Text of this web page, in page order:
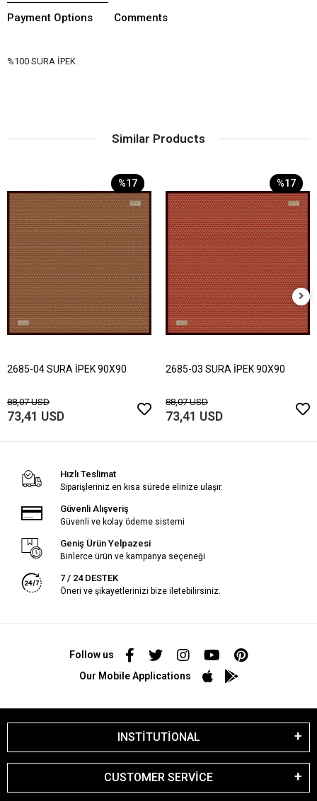
Payment Options Comments
%100 SURA İPEK
Similar Products
%17
2685-04 SURA İPEK 90X90
88,07 USD
73,41 USD
%17
2685-03 SURA İPEK 90X90
88,07 USD
73,41 USD
Hızlı Teslimat
Siparişleriniz en kısa sürede elinize ulaşır.
Güvenli Alışveriş
Güvenli ve kolay ödeme sistemi
Geniş Ürün Yelpazesi
Binlerce ürün ve kampanya seçeneği
7 / 24 DESTEK
Öneri ve şikayetlerinizi bize iletebilirsiniz.
Follow us
Our Mobile Applications
INSTİTUTİONAL
CUSTOMER SERVİCE